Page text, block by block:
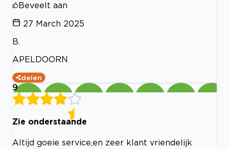
Beveelt aan
27 March 2025
B.
APELDOORN
delen
9
Zie onderstaande
Altijd goeie service,en zeer klant vriendelijk